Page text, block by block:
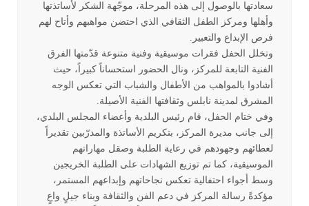
سعادتها بالوصول إلى هذه المرحلة، موجّهة الشكر لأساتذتها
وأهلها ومركز الطفل الثقافي الذي احتضن مواهبهم وأتاح لهم
فرص الإبداع والتعبير .
وتخلل الحفل فقرات موسيقية وفنية متنوعة قدّمتها الفرق
الفنية التابعة للمركز، ونال الحضور استحساناً كبيراً، حيث
أشادوا بالمواهب من الأطفال والشباب التي تعكس الوجه
المشرق لمدينة نابلس وثقافتها الفنية الأصيلة.
وفي ختام الحفل، قام رئيس البلدية وأعضاء المجلس البلدي،
إلى جانب مديرة المركز، بتكريم الأساتذة والمدرّبين تقديراً
لعطائهم وجهودهم في رعاية الطلبة وصقل مهاراتهم
الموسيقية، كما تم توزيع الشهادات على الطلبة الخريجين
وسط أجواء احتفالية تعكس نجاحاتهم وإبداعهم المستمر،
مؤكدةً رسالة المركز في دعم الفن والثقافة وبناء جيلٍ واعٍ